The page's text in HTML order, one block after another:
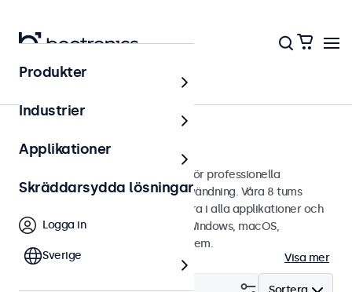
Touchskärmar
8 tums touchskärmar
8 tums touchskärmar designade för professionella
applikationer och kontinuerlig användning. Våra 8 tums
touchskärmar är lätta att integrera i alla applikationer och
miljöer samt är kompatibla med Windows, macOS,
ChromeOS och Linux operativsystem.
Visa mer
Produkter
Industrier
Applikationer
Skräddarsydda lösningar
Logga in
Sverige